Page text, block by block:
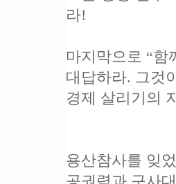
라!
마지막으로 “함
대답하라. 그것
경제 살리기의
용산참사를 잊